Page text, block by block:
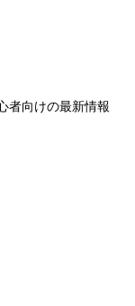
者向けの最新情報